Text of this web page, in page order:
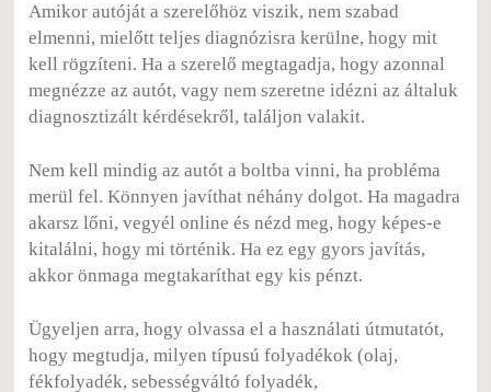
Amikor autóját a szerelőhöz viszik, nem szabad
elmenni, mielőtt teljes diagnózisra kerülne, hogy mit
kell rögzíteni. Ha a szerelő megtagadja, hogy azonnal
megnézze az autót, vagy nem szeretne idézni az általuk
diagnosztizált kérdésekről, találjon valakit.
Nem kell mindig az autót a boltba vinni, ha probléma
merül fel. Könnyen javíthat néhány dolgot. Ha magadra
akarsz lőni, vegyél online és nézd meg, hogy képes-e
kitalálni, hogy mi történik. Ha ez egy gyors javítás,
akkor önmaga megtakaríthat egy kis pénzt.
Ügyeljen arra, hogy olvassa el a használati útmutatót,
hogy megtudja, milyen típusú folyadékok (olaj,
fékfolyadék, sebességváltó folyadék,